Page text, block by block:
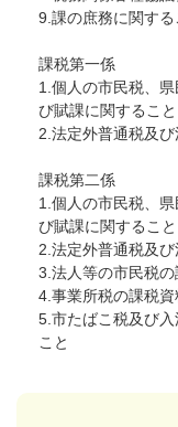
9.課の庶務に関する
課税第一係
1.個人の市民税、
び賦課に関すること
2.法定外普通税及
課税第二係
1.個人の市民税、
び賦課に関すること
2.法定外普通税及
3.法人等の市民税
4.事業所税の課税
5.市たばこ税及び
こと